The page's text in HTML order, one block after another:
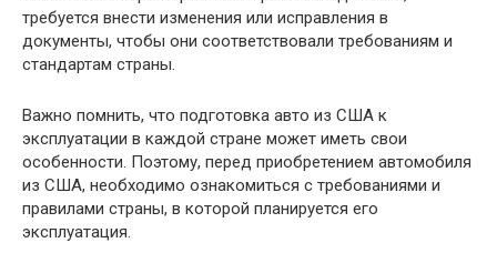
требуется внести изменения или исправления в
документы, чтобы они соответствовали требованиям и
стандартам страны.
Важно помнить, что подготовка авто из США к
эксплуатации в каждой стране может иметь свои
особенности. Поэтому, перед приобретением автомобиля
из США, необходимо ознакомиться с требованиями и
правилами страны, в которой планируется его
эксплуатация.